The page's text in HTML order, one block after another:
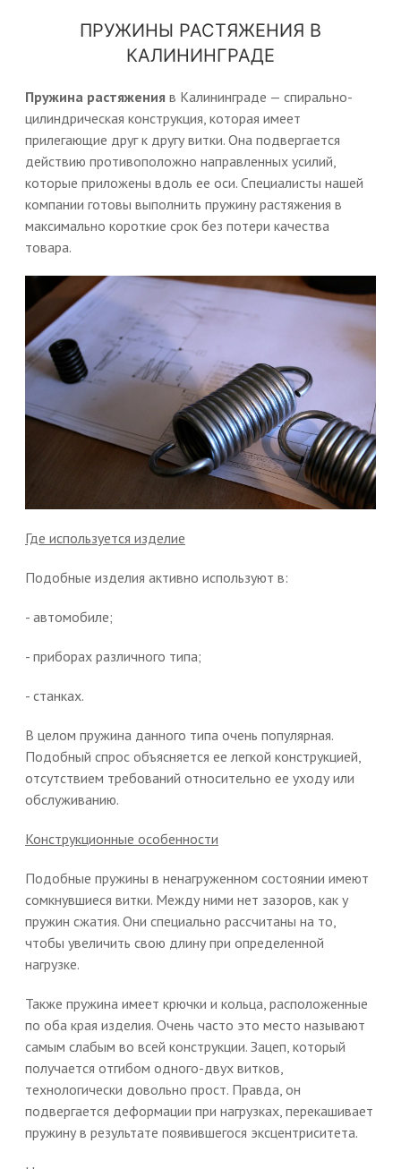
ПРУЖИНЫ РАСТЯЖЕНИЯ В
КАЛИНИНГРАДЕ
Пружина растяжения в Калининграде — спирально-
цилиндрическая конструкция, которая имеет
прилегающие друг к другу витки. Она подвергается
действию противоположно направленных усилий,
которые приложены вдоль ее оси. Специалисты нашей
компании готовы выполнить пружину растяжения в
максимально короткие срок без потери качества
товара.
Где используется изделие
Подобные изделия активно используют в:
- автомобиле;
- приборах различного типа;
- станках.
В целом пружина данного типа очень популярная.
Подобный спрос объясняется ее легкой конструкцией,
отсутствием требований относительно ее уходу или
обслуживанию.
Конструкционные особенности
Подобные пружины в ненагруженном состоянии имеют
сомкнувшиеся витки. Между ними нет зазоров, как у
пружин сжатия. Они специально рассчитаны на то,
чтобы увеличить свою длину при определенной
нагрузке.
Также пружина имеет крючки и кольца, расположенные
по оба края изделия. Очень часто это место называют
самым слабым во всей конструкции. Зацеп, который
получается отгибом одного-двух витков,
технологически довольно прост. Правда, он
подвергается деформации при нагрузках, перекашивает
пружину в результате появившегося эксцентриситета.